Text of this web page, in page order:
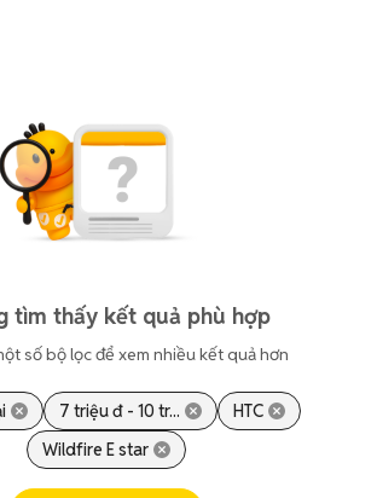
tìm thấy kết quả phù hợp
số bộ lọc để xem nhiều kết quả hơn
7 triệu đ - 10 tr...
HTC
Wildfire E star